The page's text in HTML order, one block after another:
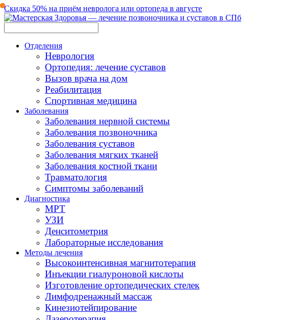
Скидка 50% на приём невролога или ортопеда в августе
Отделения
Неврология
Ортопедия: лечение суставов
Вызов врача на дом
Реабилитация
Спортивная медицина
Заболевания
Заболевания нервной системы
Заболевания позвоночника
Заболевания суставов
Заболевания мягких тканей
Заболевания костной ткани
Травматология
Симптомы заболеваний
Диагностика
МРТ
УЗИ
Денситометрия
Лабораторные исследования
Методы лечения
Высокоинтенсивная магнитотерапия
Инъекции гиалуроновой кислоты
Изготовление ортопедических стелек
Лимфодренажный массаж
Кинезиотейпирование